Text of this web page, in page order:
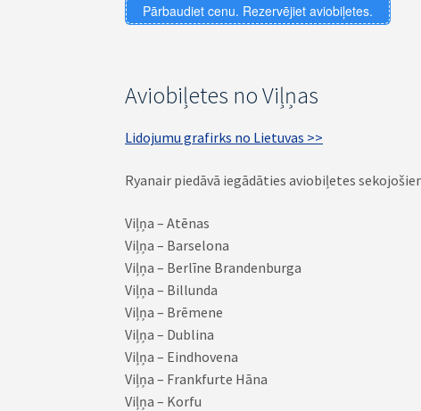
Pārbaudiet cenu. Rezervējiet aviobiļetes.
Aviobiļetes no Viļņas
Lidojumu grafirks no Lietuvas >>
Ryanair piedāvā iegādāties aviobiļetes
Viļņa – Atēnas
Viļņa – Barselona
Viļņa – Berlīne Brandenburga
Viļņa – Billunda
Viļņa – Brēmene
Viļņa – Dublina
Viļņa – Eindhovena
Viļņa – Frankfurte Hāna
Viļņa – Korfu